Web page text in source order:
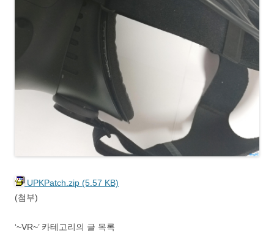
UPKPatch.zip (5.57 KB)
(첨부)
‘~VR~’ 카테고리의 글 목록